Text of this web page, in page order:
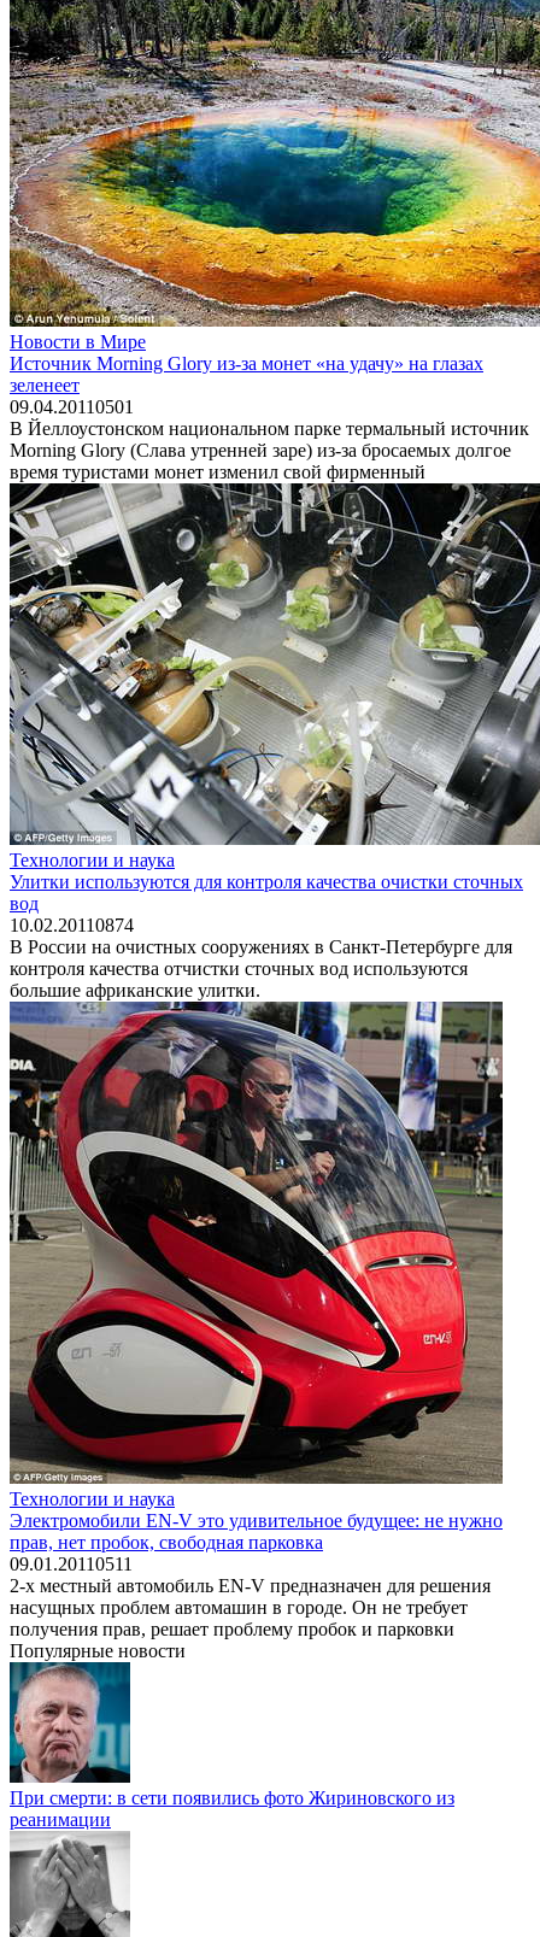
Новости в Мире
Источник Morning Glory из-за монет «на удачу» на глазах
зеленеет
09.04.20110501
В Йеллоустонском национальном парке термальный источник
Morning Glory (Слава утренней заре) из-за бросаемых долгое
время туристами монет изменил свой фирменный
Технологии и наука
Улитки используются для контроля качества очистки сточных
вод
10.02.20110874
В России на очистных сооружениях в Санкт-Петербурге для
контроля качества отчистки сточных вод используются
большие африканские улитки.
Технологии и наука
Электромобили EN-V это удивительное будущее: не нужно
прав, нет пробок, свободная парковка
09.01.20110511
2-х местный автомобиль EN-V предназначен для решения
насущных проблем автомашин в городе. Он не требует
получения прав, решает проблему пробок и парковки
Популярные новости
При смерти: в сети появились фото Жириновского из
реанимации